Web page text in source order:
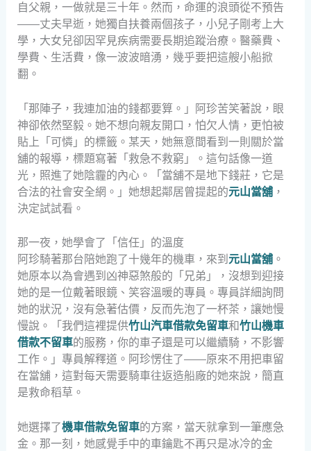
自父親，一做就是三十年。然而，命運的浪頭從不預告
——丈夫早逝，她獨自扶養兩個孩子，小兒子剛考上大
學，大女兒卻因罕見疾病需要長期追蹤治療。醫藥費、
學費、生活費，像一波波暗湧，幾乎要把這艘小船掀
翻。
「那陣子，我連加油的錢都要算。」阿珍苦笑著說，眼
神卻依然堅毅。她不想向親友開口，怕欠人情，更怕被
貼上「可憐」的標籤。某天，她無意間看到一則關於當
舖的報導，標題寫著「救急不救窮」。這句話像一道
光，照進了她陰霾的內心。「當舖不是地下錢莊，它是
合法的社會安全網。」她想起鄰居曾提起的元山當舖，
決定試試看。
那一夜，她學會了「信任」的溫度
阿珍騎著那台陪她跑了十幾年的機車，來到 元山當舖。
她原本以為會遇到凶神惡煞般的「兄弟」，沒想到迎接
她的是一位戴著眼鏡、笑容溫暖的專員。專員詳細詢問
她的狀況，沒有急著估價，反而先泡了一杯茶，讓她慢
慢說。「我們這裡提供竹山汽車借款免留車和竹山機車
借款不留車的服務，你的車子還是可以繼續騎，不影響
工作。」專員解釋道。阿珍愣住了——原來不用把車留
在當舖，這對每天需要騎車往返造船廠的她來說，簡直
是救命稻草。
她選擇了機車借款免留車的方案，當天就拿到一筆應急
金。那一刻，她感覺手中的車鑰匙不再只是冰冷的金